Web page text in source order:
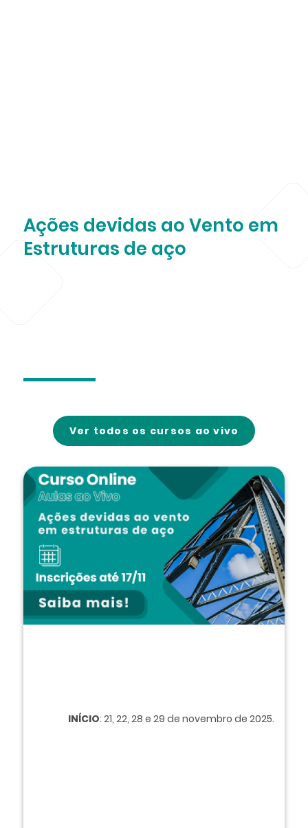
Ações devidas ao Vento em
Estruturas de aço
Ver todos os cursos ao vivo
INÍCIO: 21, 22, 28 e 29 de novembro de 2025.